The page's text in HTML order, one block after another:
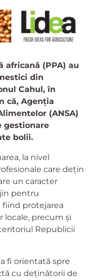
africană (PPA) au
din
Cahul, în
că, Agenția
(ANSA)
gestionare
bolii.
la nivel
care dețin
un caracter
pentru
fiind protejarea
locale, precum și
Republicii
fi orientată spre
cu deținătorii de